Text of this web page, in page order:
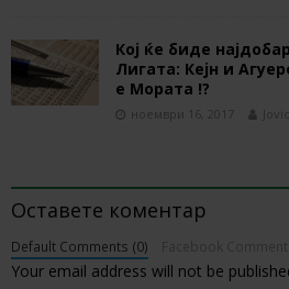
Кој ќе биде
Лигата: Кејн и
е Мората !?
ноември 16, 2017
Оставете коментар
Default Comments (0)
Your email address will not be